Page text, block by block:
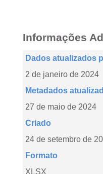
Informações
Dados atualizados
2 de janeiro de 2024
Metadados
27 de maio de 2024
Criado
24 de setembro de
Formato
XLSX